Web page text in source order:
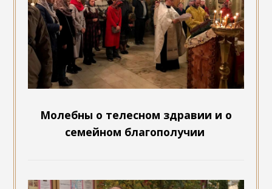
Молебны о телесном здравии и о
семейном благополучии